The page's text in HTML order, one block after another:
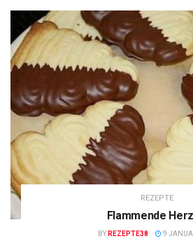
REZEPTE
Flammende
BY REZEPTE38 9